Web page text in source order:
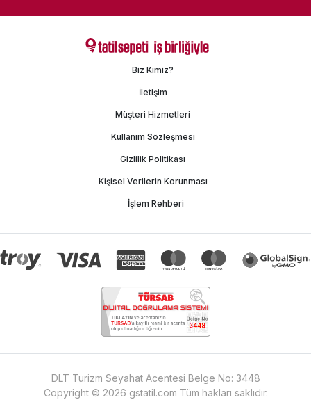
Biz Kimiz?
İletişim
Müşteri Hizmetleri
Kullanım Sözleşmesi
Gizlilik Politikası
Kişisel Verilerin Korunması
İşlem Rehberi
DLT Turizm Seyahat Acentesi Belge No: 3448
Copyright © 2026 gstatil.com Tüm hakları saklıdır.